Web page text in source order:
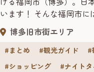
います！ そんな福岡市
る美味しい「食」や「歴
「自然あふれるスポット
ル」で世界一に選ばれた
など、おすすめコンテン
博多旧市街エリア
#まとめ #観光ガイド #
#ショッピング
#ナイトタ